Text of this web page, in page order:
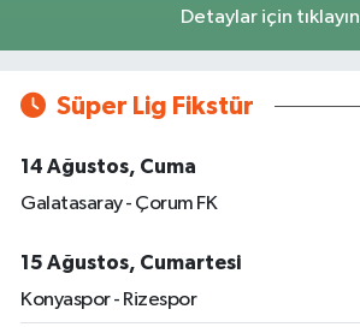
Detaylar için tıklayın
Süper Lig Fikstür
14 Ağustos, Cuma
Galatasaray - Çorum FK
15 Ağustos, Cumartesi
Konyaspor - Rizespor